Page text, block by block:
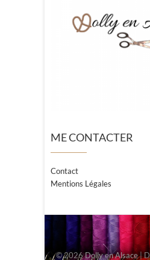
ME CONTACTER
Contact
Mentions Légales
© 2026Dolly en Alsace|